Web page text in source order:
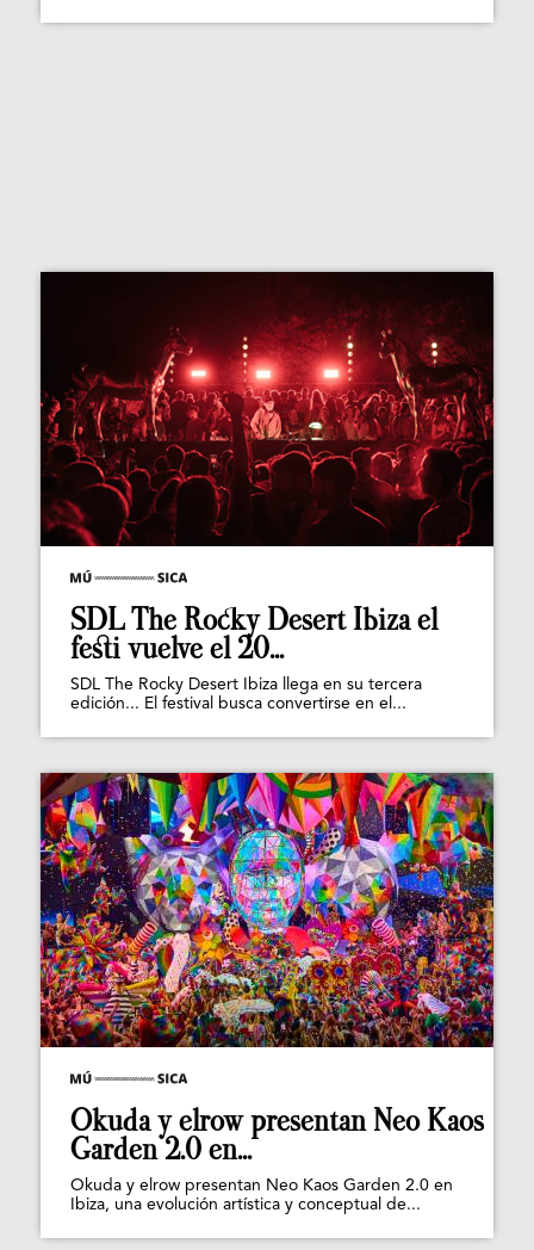
SDL The Rocky Desert Ibiza el
festi vuelve el 20...
SDL The Rocky Desert Ibiza llega en su tercera
edición... El festival busca convertirse en el...
Okuda y elrow presentan Neo Kaos
Garden 2.0 en...
Okuda y elrow presentan Neo Kaos Garden 2.0 en
Ibiza, una evolución artística y conceptual de...